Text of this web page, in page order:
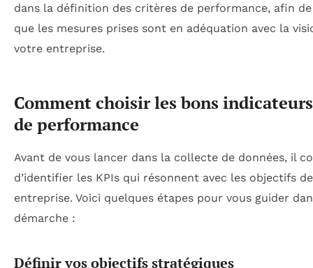
dans la définition des critères de performance, afin
que les mesures prises sont en adéquation avec la
votre entreprise.
Comment choisir les bons
de performance
Avant de vous lancer dans la collecte de données, il
d’identifier les KPIs qui résonnent avec les objectifs
entreprise. Voici quelques étapes pour vous guider
démarche :
Définir vos objectifs stratégiques